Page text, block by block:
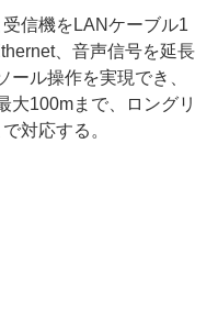
信機をLANケーブル1
、音声信号を延長
ル操作を実現でき、
大100mまで、ロングリ
対応する。